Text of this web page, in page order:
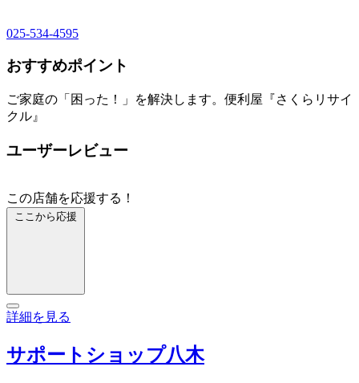
025-534-4595
おすすめポイント
ご家庭の「困った！」を解決します。便利屋『さくらリサイ
クル』
ユーザーレビュー
この店舗を応援する！
ここから応援
詳細を見る
サポートショップ八木